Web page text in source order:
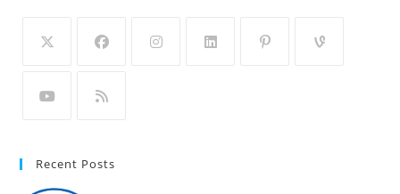
Recent Posts